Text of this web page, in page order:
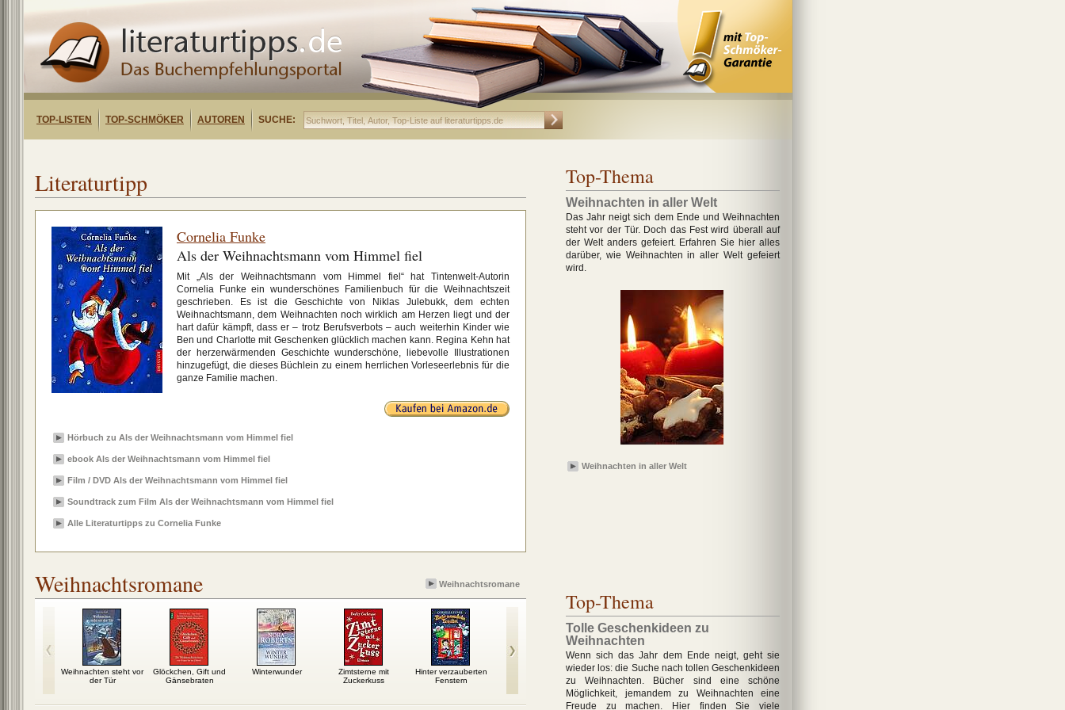
TOP-LISTEN TOP-SCHMÖKER AUTOREN SUCHE:
Literaturtipp
Cornelia Funke
Als der Weihnachtsmann vom Himmel fiel
Mit „Als der Weihnachtsmann vom Himmel fiel“ hat Tintenwelt-Autorin
Cornelia Funke ein wunderschönes Familienbuch für die Weihnachtszeit
geschrieben. Es ist die Geschichte von Niklas Julebukk, dem echten
Weihnachtsmann, dem Weihnachten noch wirklich am Herzen liegt und der
hart dafür kämpft, dass er – trotz Berufsverbots – auch weiterhin Kinder wie
Ben und Charlotte mit Geschenken glücklich machen kann. Regina Kehn hat
der herzerwärmenden Geschichte wunderschöne, liebevolle Illustrationen
hinzugefügt, die dieses Büchlein zu einem herrlichen Vorleseerlebnis für die
ganze Familie machen.
Hörbuch zu Als der Weihnachtsmann vom Himmel fiel
ebook Als der Weihnachtsmann vom Himmel fiel
Film / DVD Als der Weihnachtsmann vom Himmel fiel
Soundtrack zum Film Als der Weihnachtsmann vom Himmel fiel
Alle Literaturtipps zu Cornelia Funke
Weihnachtsromane Weihnachtsromane
Weihnachten steht vor
der Tür
Glöckchen, Gift und
Gänsebraten
Winterwunder
Zimtsterne mit
Zuckerkuss
Hinter verzauberten
Fenstern
Magie der Weihnacht
Weihnachten in aller
Welt
Weihnachten mit
Katze. Neue
Geschichten
Ein Stern strahlt um
Top-Thema
Weihnachten in aller Welt
Das Jahr neigt sich dem Ende und Weihnachten
steht vor der Tür. Doch das Fest wird überall auf
der Welt anders gefeiert. Erfahren Sie hier alles
darüber, wie Weihnachten in aller Welt gefeiert
wird.
Weihnachten in aller Welt
Top-Thema
Tolle Geschenkideen zu
Weihnachten
Wenn sich das Jahr dem Ende neigt, geht sie
wieder los: die Suche nach tollen Geschenkideen
zu Weihnachten. Bücher sind eine schöne
Möglichkeit, jemandem zu Weihnachten eine
Freude zu machen. Hier finden Sie viele